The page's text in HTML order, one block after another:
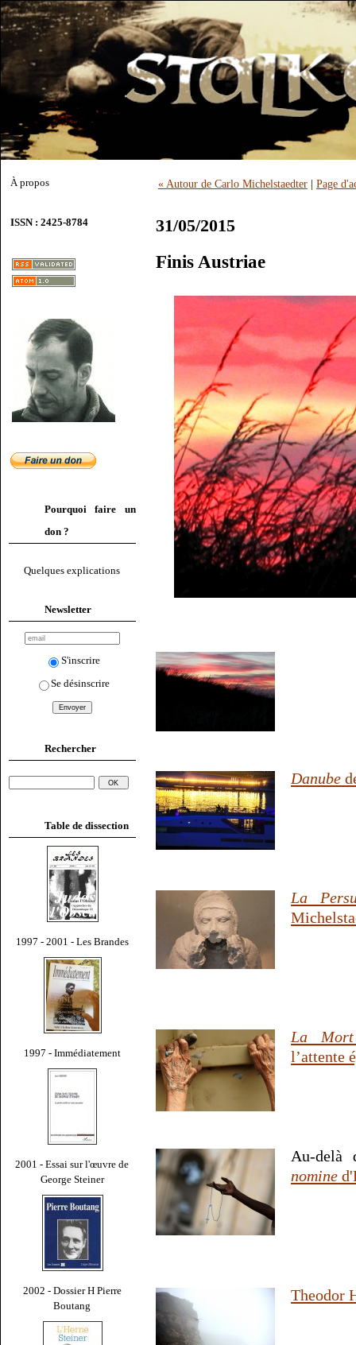
À propos
ISSN : 2425-8784
Pourquoi faire un
don ?
Quelques explications
Newsletter
S'inscrire
Se désinscrire
Rechercher
Table de dissection
1997 - 2001 - Les Brandes
1997 - Immédiatement
2001 - Essai sur l'œuvre de
George Steiner
2002 - Dossier H Pierre
Boutang
« Autour de Carlo Michelstaedter| Page
31/05/2015
Finis Austriae
Danube
La
La
l’attente
Au-
nomine
Theodor